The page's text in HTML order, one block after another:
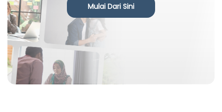
Mulai Dari Sini